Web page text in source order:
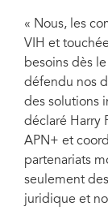
« Nous, les
VIH et
besoins dès
défendu nos
des solutions
déclaré Harry
APN+ et
partenariats
seulement
juridique et